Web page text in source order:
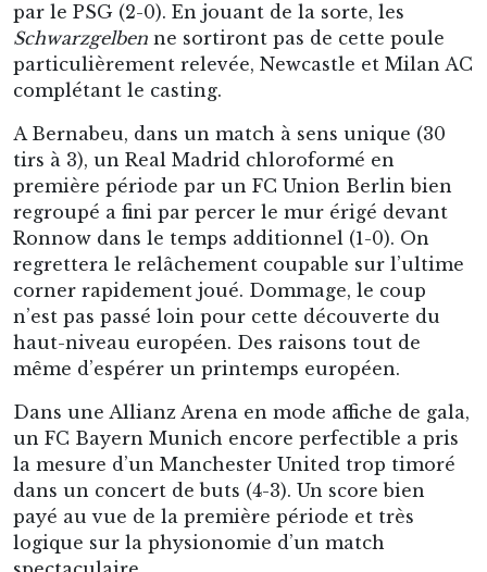
par le PSG (2-0). En jouant de la sorte, les
Schwarzgelben ne sortiront pas de cette poule
particulièrement relevée, Newcastle et Milan AC
complétant le casting.
A Bernabeu, dans un match à sens unique (30
tirs à 3), un Real Madrid chloroformé en
première période par un FC Union Berlin bien
regroupé a fini par percer le mur érigé devant
Ronnow dans le temps additionnel (1-0). On
regrettera le relâchement coupable sur l’ultime
corner rapidement joué. Dommage, le coup
n’est pas passé loin pour cette découverte du
haut-niveau européen. Des raisons tout de
même d’espérer un printemps européen.
Dans une Allianz Arena en mode affiche de gala,
un FC Bayern Munich encore perfectible a pris
la mesure d’un Manchester United trop timoré
dans un concert de buts (4-3). Un score bien
payé au vue de la première période et très
logique sur la physionomie d’un match